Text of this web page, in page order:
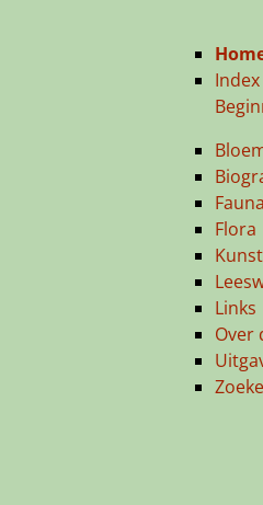
Fauna
Flora
Kunst
Links
Over